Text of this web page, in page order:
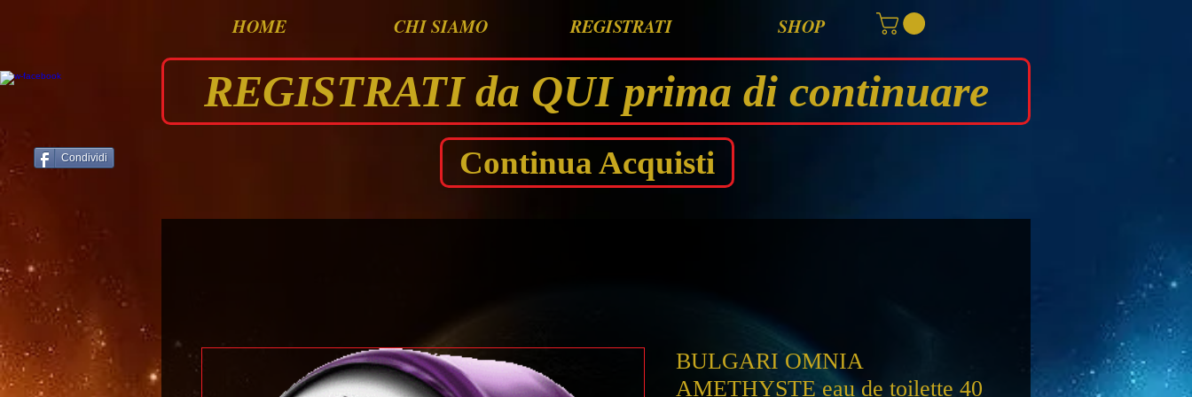
HOME CHI SIAMO REGISTRATI SHOP
REGISTRATI da QUI prima di continuare
Continua Acquisti
BULGARI OMNIA
AMETHYSTE eau de toilette 40
Condividi